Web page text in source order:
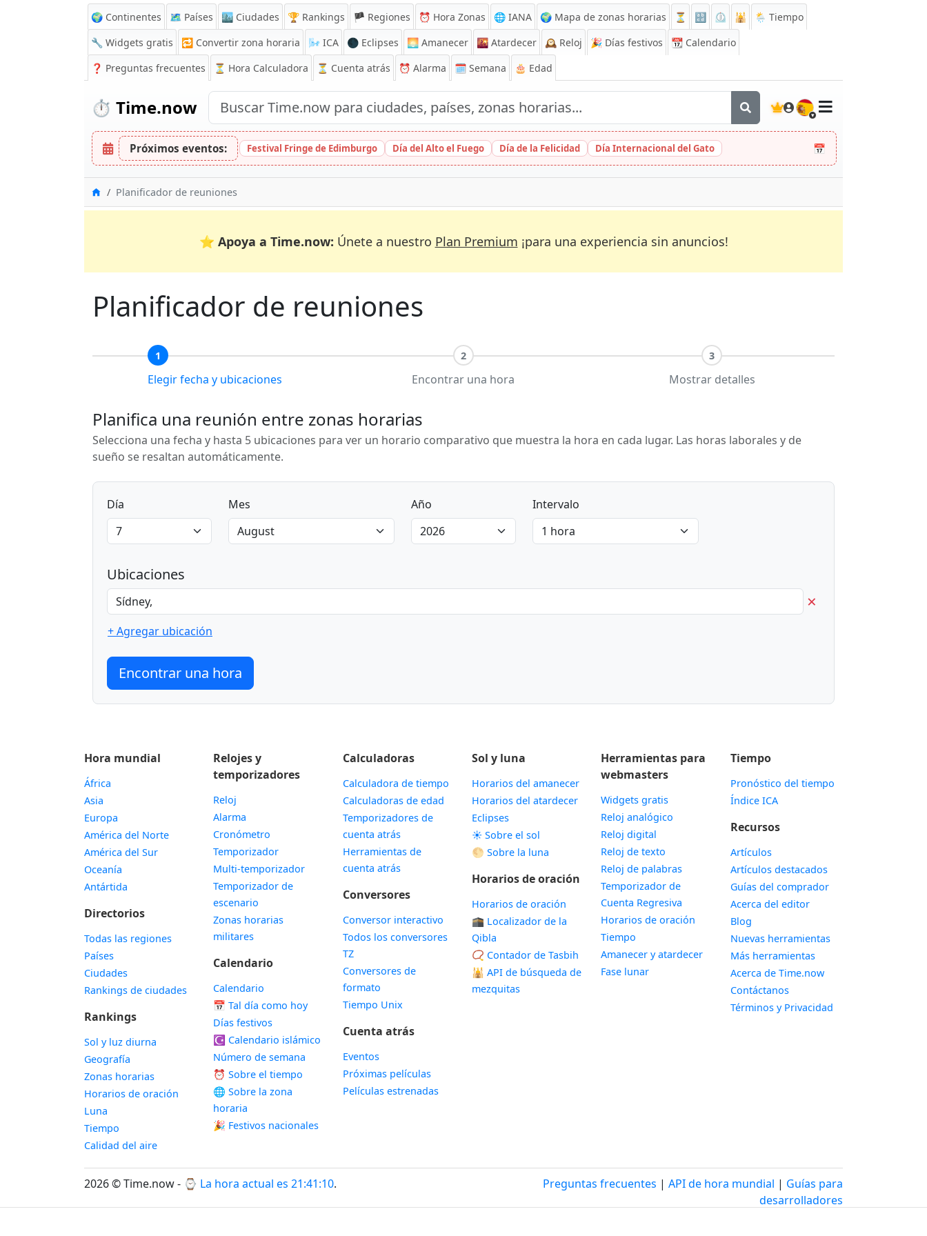
🌍 Continentes 🗺️ Países 🏙️ Ciudades 🏆 Rankings 🏴 Regiones ⏰ Hora Zonas 🌐 IANA 🌍 Mapa de zonas horarias ⏳ 🔡 ⏲️ 🕌
🌦️ Tiempo
🔧 Widgets gratis
🔁 Convertir zona horaria 🌬️ ICA 🌑 Eclipses 🌅 Amanecer 🌇 Atardecer 🕰️ Reloj 🎉 Días festivos 📆 Calendario
❓ Preguntas frecuentes ⏳ Hora Calculadora ⏳ Cuenta atrás ⏰ Alarma 🗓️ Semana 🎂 Edad
⏱️ Time.now 🇪🇸
Próximos eventos: Festival Fringe de Edimburgo Día del Alto el Fuego Día de la Felicidad Día Internacional del Gato 📅
InicioPlanificador de reuniones
⭐ Apoya a Time.now: Únete a nuestro Plan Premium ¡para una experiencia sin anuncios!
Planificador de reuniones
1
Elegir fecha y ubicaciones
2
Encontrar una hora
3
Mostrar detalles
Planifica una reunión entre zonas horarias
Selecciona una fecha y hasta 5 ubicaciones para ver un horario comparativo que muestra la hora en cada lugar. Las horas laborales y de
sueño se resaltan automáticamente.
Día Mes Año Intervalo
Ubicaciones
×
+ Agregar ubicación
Encontrar una hora
Hora mundial
África
Asia
Europa
América del Norte
América del Sur
Oceanía
Antártida
Directorios
Todas las regiones
Países
Ciudades
Rankings de ciudades
Rankings
Sol y luz diurna
Geografía
Zonas horarias
Horarios de oración
Luna
Tiempo
Calidad del aire
Relojes y
temporizadores
Reloj
Alarma
Cronómetro
Temporizador
Multi-temporizador
Temporizador de
escenario
Zonas horarias
militares
Calendario
Calendario
📅 Tal día como hoy
Días festivos
☪️ Calendario islámico
Número de semana
⏰ Sobre el tiempo
🌐 Sobre la zona
horaria
🎉 Festivos nacionales
Calculadoras
Calculadora de tiempo
Calculadoras de edad
Temporizadores de
cuenta atrás
Herramientas de
cuenta atrás
Conversores
Conversor interactivo
Todos los conversores
TZ
Conversores de
formato
Tiempo Unix
Cuenta atrás
Eventos
Próximas películas
Películas estrenadas
Sol y luna
Horarios del amanecer
Horarios del atardecer
Eclipses
☀️ Sobre el sol
🌕 Sobre la luna
Horarios de oración
Horarios de oración
🕋 Localizador de la
Qibla
📿 Contador de Tasbih
🕌 API de búsqueda de
mezquitas
Herramientas para
webmasters
Widgets gratis
Reloj analógico
Reloj digital
Reloj de texto
Reloj de palabras
Temporizador de
Cuenta Regresiva
Horarios de oración
Tiempo
Amanecer y atardecerWidget
Fase lunarWidget
Tiempo
Pronóstico del tiempo
Índice ICA
Recursos
Artículos
Artículos destacados
Guías del comprador
Acerca del editor
Blog
Nuevas herramientas
Más herramientas
Acerca de Time.now
Contáctanos
Términos y Privacidad
2026 © Time.now - ⌚ La hora actual es 21:41:11. Preguntas frecuentes | API de hora mundial | Guías para
desarrolladores